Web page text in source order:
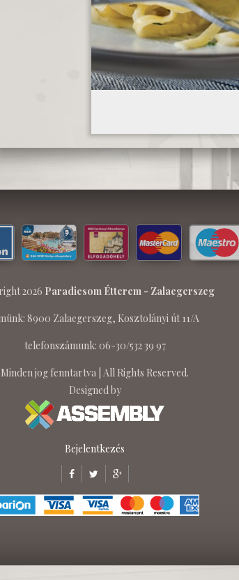
2026 Paradicsom Étterem - Zalaegerszeg
8900 Zalaegerszeg, Kosztolányi út 11/A
telefonszámunk: 06-30/532 39 97
Minden jog fenntartva | All Rights Reserved.
Designed by
Bejelentkezés